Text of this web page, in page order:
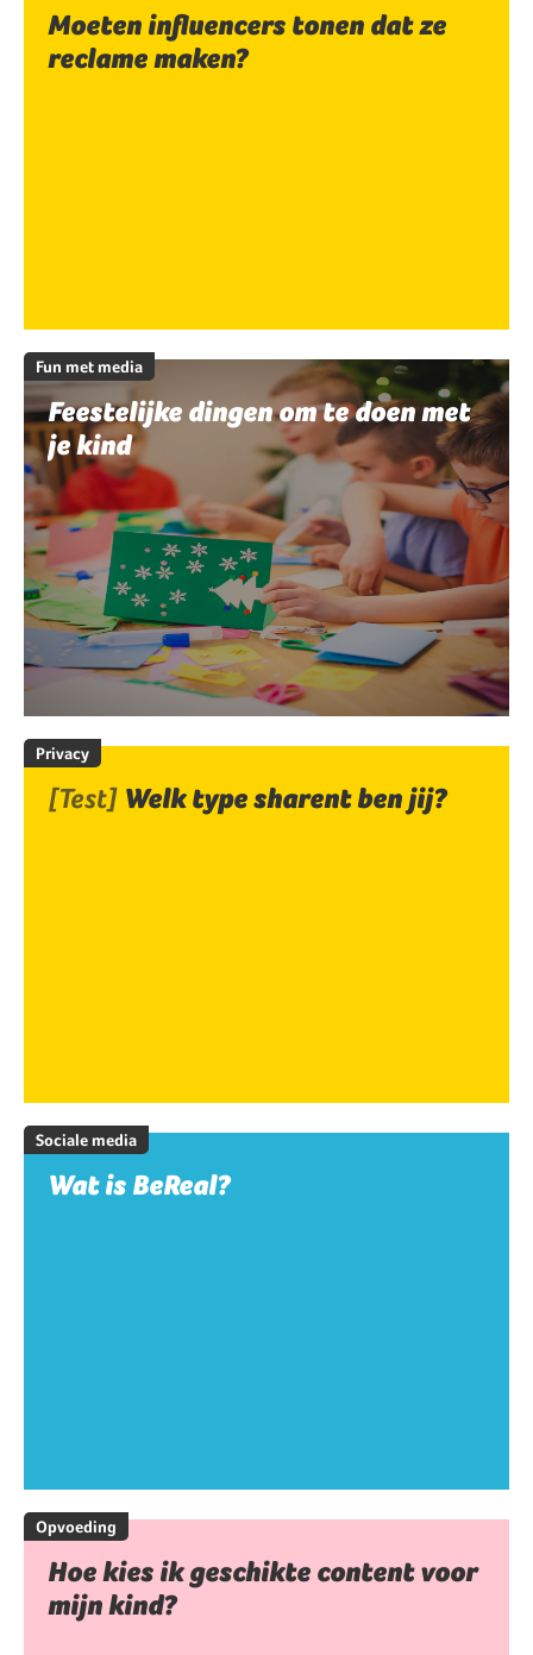
Moeten influencers tonen dat ze
reclame maken?
Fun met media
Feestelijke dingen om te doen met
je kind
Privacy
[Test] Welk type sharent ben jij?
Sociale media
Wat is BeReal?
Opvoeding
Hoe kies ik geschikte content voor
mijn kind?